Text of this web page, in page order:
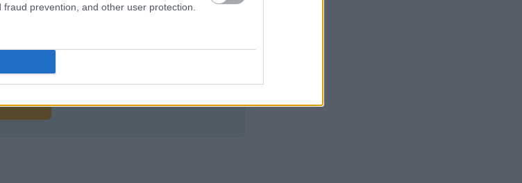
prevention, and other user protection.
słownika.